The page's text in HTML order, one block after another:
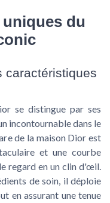
du
caractéristiques
se distingue par ses
incontournable dans le
de la maison Dior est
et une courbe
regard en un clin d'œil.
de soin, il déploie
en assurant une tenue